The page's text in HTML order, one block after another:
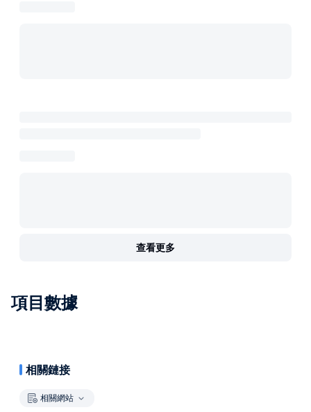
查看更多
項目數據
相關鏈接
相關網站